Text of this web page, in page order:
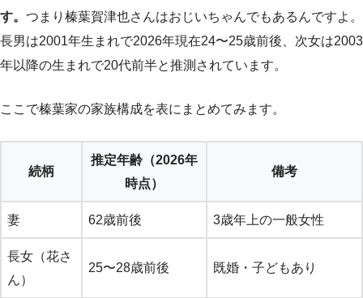
す。 つまり榛葉賀津也さんはおじいちゃんでもあるんですよ。
長男は2001年生まれで2026年現在24〜25歳前後、次女は2003
年以降の生まれで20代前半と推測されています。
ここで榛葉家の家族構成を表にまとめてみます。
続柄
推定年齢（2026年
時点）
備考
妻 62歳前後 3歳年上の一般女性
長女（花さ
ん）
25〜28歳前後 既婚・子どもあり